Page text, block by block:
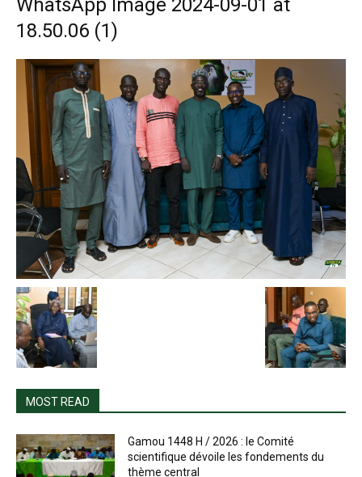
WhatsApp Image 2024-09-01 at
18.50.06 (1)
MOST READ
Gamou 1448 H / 2026 : le Comité
scientifique dévoile les fondements du
thème central